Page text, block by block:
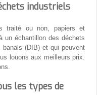
industriels
traité ou non, papiers et
un échantillon des déchets
(DIB) et qui peuvent
louons aux meilleurs prix.
les types de